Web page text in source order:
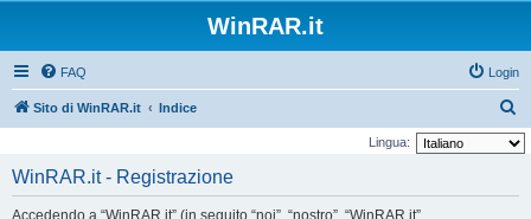
WinRAR.it
FAQ Login
Sito di WinRAR.it Indice
e
Lingua:
WinRAR.it - Registrazione
Accedendo a “WinRAR.it” (in seguito “noi”, “nostro”, “WinRAR.it”,